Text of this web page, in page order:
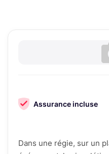
Assurance incluse
Dans une régie, sur un